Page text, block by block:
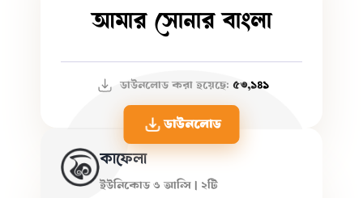
আমার সোনার বাংলা
ডাউনলোড করা হয়েছে: ৫৩,১৪১
ডাউনলোড
কাফেলা
ইউনিকোড ও আন্সি | ২টি